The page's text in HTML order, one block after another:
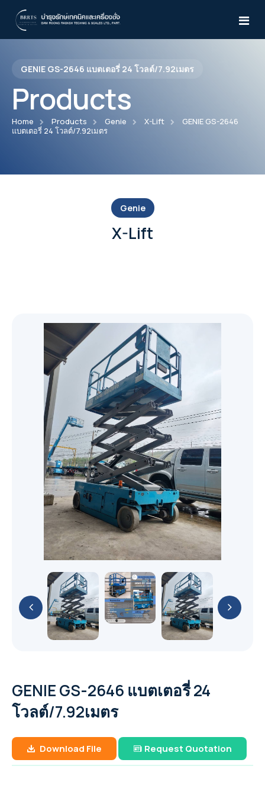
Home
About Us
Products
SF 1-6 scroll 1.5-5.5 kW/2-7.5 hp
AQ 15-55 VSD (15-55 kW/20-75 hp)
G
G 2-5/G 7-11/G 15-22/G 30-45/G 55-90 (2-
90 kW/3-120 hp)
Refrigerant Air Dryer
FX6-400 230V 50Hz
FD VSD 100-300, FD 5-95 and FX 5-300
Refrigerant Dryer F 6-400
Control & Monitor
CONTROL SOLUTIONS ES 4i & ES 6i
integrated control systems ES 6 wall-
mounted control system
Control solutions Equalizer 4.0 (EQ)
compressor room controller
GA
GA 30+-90/GA 37-110 VSD+ (30-110
kW/40-150 hp)
GA 30+-90 (30-90 kW/40-125 hp)
GA 11-26 / GA 11+-30 (11-30 kW / 15-40 hp)
Oil inject screw
Air Quality
GAVSD+
GA 37-110 VSD+ (37-110 kW/50-150 hp)
GA 7-37 VSD+ (7-37 kW/10-50 hp)
GA 22-37 VSDS (22-37 kW/30-50 hp)
GA 5-37 VSDS (5-37 kW/7-50 hp)
Filter
Air treatment solutions
Compressed air filters
Nitrogen & Oxygen
On-site industrial gases
GAVSDIPM
XA(H,T,V)S 350-450 T2 WUX
THE POWER OF CONNECTIVITY
QAS 325-400 (50-60 Hz)
Rental Aircompressor
XAS 97
Pro-Flo® Series
51 mm (2") PRO-FLO BOLTED PLASTIC
PUMP
38 mm (1-1/2") PRO-FLO BOLTED PLASTIC
PUMP
25 mm (1") PRO-FLO BOLTED PLASTIC
PUMP
13 mm (1/2") PRO-FLO BOLTED PLASTIC
PUMP
6 mm (1/4") PRO-FLO BOLTED PLASTIC
PUMP
38 mm (1-1/2") PRO-FLO BOLTED METAL
PUMP
38 mm (1-1/2") PRO-FLO SHIFT CLAMPED
PLASTIC PUMP
76 mm (3") PRO-FLO SHIFT CLAMPED
METAL PUMP
51 mm (2") PRO-FLO SHIFT CLAMPED
METAL PUMP
38 mm (1-1/2") PRO-FLO SHIFT CLAMPED
METAL PUMP
13 mm (1/2") PRO-FLO SHIFT CLAMPED
METAL PUMP
76 mm (3") PRO-FLO SHIFT BOLTED
PLASTIC PUMP
51 mm (2") PRO-FLO SHIFT BOLTED
PLASTIC PUMP
PLASTIC PUMP
76 mm (3") PRO-FLO SHIFT BOLTED METAL
51 mm (2") PRO-FLO SHIFT BOLTED METAL
Original Series
Diaphragms
Diaphragms
Yale HTP Push trolley
Electric Trolleys
Yale VTE-U Electric trolley
Trolley and Beam Clamps
Yale CTP Trolley clamp
Yale YC Beam clamp
Explosion Proof Trolleys
Yale HTG ATEX Push and geared trolley
Yale HTP ATEX Push and geared trolley
Textile Lifiting Slings
07 Textile Lifiting Slings
Lever Hoists
YaleERGO 360® UT Ratchet lever hoist
with safety gear
Yalehandy Ratchet Lever hoist
YaleERGO 360 Ratchet lever hoist
Hand Chain Hoists
YaleLift IT Hand chain hoist with integrated
push or geared type trolley
YaleLift LH Hand chain hoist with
integrated push or geared type trolley
(low headroom)
Cable Puller and Acccessories
Yale Pulley blocks
Explosion Proof (ATEX) Hand Chain Hoists
YaleLift LH ATEX Hand chain hoist with
integrated push or geared type trolley
(low headroom)
integrated push or geared type trolley
Yalelift 360 ATEX Hand chain hoist
Hoisting and Lifting
GENIE Z-80/60 น้ำมันดีเซล/23.77เมตร
GENIE Z-60/34 น้ำมันดีเซล/18.39เมตร
GENIE Z-45/25J แบตเตอร์รี่ 48
โวลต์/15.94เมตร
GENIE S-85 น้ำมันดีเซล/25.90เมตร
X-Lift
GENIE GS-2032 แบตเตอรี่ 24 โวลต์/6.10เมตร
GENIE GS-4655 แบตเตอรี่ 24
โวลต์/15.95เมตร
GENIE GS-4047 แบตเตอรี่ 24
โวลต์/11.89เมตร
GENIE GS-2646 แบตเตอรี่ 24
โวลต์/7.92เมตร
Personal - Lift
GENIE AWP-40S แบตเตอรี่ 24
โวลต์/12.29เมตร
เหล็กโครงสร้างรูปพรรณรีดเย็น
เหล็กกล่องแบนกัลวาไนส์ (Galvanized Steel
Square Pipes)
เหล็กกล่องสี่เหลี่ยมกัลวาไนซ์ (Galvanized
Steel Square Pipes)
เหล็กตัวซี (C Light Lip Channel)
เหล็กกล่องแบน (Carbon Steel Rectangular
Pipes)
API (ASTM) A53
เหล็กกล่องสี่เหลี่ยม (Carbon Steel Square
Pipes)
เหล็กท่อประปากัลวาไนซ์ (Galvanized Steel
Pipe)
เหล็กเสริมคอนกรีต หรือเหล็กเส้นก่อสร้าง
เหล็กข้ออ้อย (Deformed Bars Steel)
เหล็กเพลาขาว (Cold Drawn Bar)
เหล็กเส้นกลม (Round Bar Steel)
เหล็กโครงสร้างรูปพรรณรีดร้อน
เหล็กฉาก (Equal Angles Steel)
เหล็กรางพับ (Cold Formed Channel)
เหล็กไวด์แฟรงค์ (Wide Flange Steel)
เหล็กรางน้ำ (Channel Steel)
เหล็กไอบีม (I-Beam Steel)
เหล็กเอชบีม (H-Beam Steel)
เหล็กโครงสร้างทั่วๆ ไป
เหล็กแผ่นชุบซิงค์ (Electro Galvanized Steel
Sheet)
เหล็กสี่เหลี่ยมตัน (Steel Square Bars)
เหล็กแผ่น หรือ เหล็กแผ่นดำ (Hot Rolled Steel
Plate And Sheet)
เหล็กแผ่นลาย (Checkered Plate)
เหล็กแบน (Flat Bars Steel)
อุปกรณ์โรงงาน
สกรูน็อตแหวนสแตนเลส
สกรูน็อตแหวนมิลดำ
สกรูน็อตแหวนชุบขาว
GENIE GS-2646 แบตเตอรี่ 24 โวลต์/7.92เมตร
Products
Home Products Genie X-Lift
GENIE GS-2646
แบตเตอรี่ 24 โวลต์/7.92เมตร
Genie
X-Lift
GENIE GS-2646 แบตเตอรี่ 24
โวลต์/7.92เมตร
Download File Request Quotation